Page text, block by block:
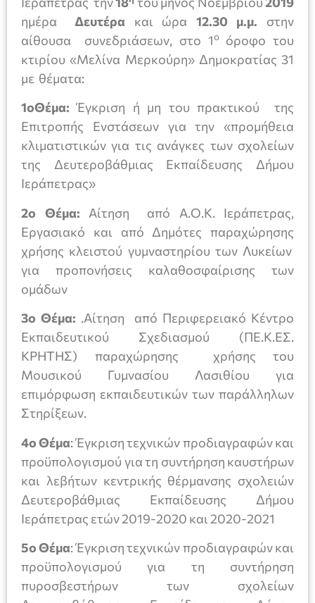
ημέρα Δευτέρα και ώρα 12.30 μ.μ. στην
αίθουσα συνεδριάσεων, στο 1οόροφο του
κτιρίου «Μελίνα Μερκούρη» Δημοκρατίας 31
με θέματα:
1οΘέμα:Έγκριση ή μη του πρακτικού της
Επιτροπής Ενστάσεων για την «προμήθεια
κλιματιστικών για τις ανάγκες των σχολείων
της Δευτεροβάθμιας Εκπαίδευσης Δήμου
Ιεράπετρας»
2ο Θέμα: Αίτηση από Α.Ο.Κ. Ιεράπετρας,
Εργασιακό και από Δημότες παραχώρησης
χρήσης κλειστού γυμναστηρίου των Λυκείων
για προπονήσεις καλαθοσφαίρισης των
ομάδων
3ο Θέμα: .Αίτηση από Περιφερειακό Κέντρο
Εκπαιδευτικού Σχεδιασμού (ΠΕ.Κ.ΕΣ.
ΚΡΗΤΗΣ) παραχώρησης χρήσης του
Μουσικού Γυμνασίου Λασιθίου για
επιμόρφωση εκπαιδευτικών των παράλληλων
Στηρίξεων.
4ο Θέμα: Έγκριση τεχνικών προδιαγραφών και
προϋπολογισμού για τη συντήρηση καυστήρων
και λεβήτων κεντρικής θέρμανσης σχολειών
Δευτεροβάθμιας Εκπαίδευσης Δήμου
Ιεράπετρας ετών 2019-2020 και 2020-2021
5ο Θέμα: Έγκριση τεχνικών προδιαγραφών και
προϋπολογισμού για τη συντήρηση
πυροσβεστήρων των σχολείων